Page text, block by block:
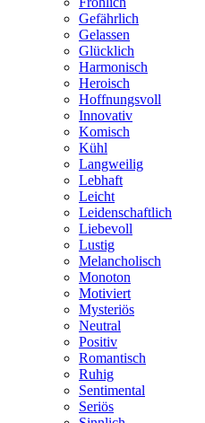
Gefährlich
Gelassen
Glücklich
Harmonisch
Heroisch
Hoffnungsvoll
Innovativ
Komisch
Kühl
Langweilig
Lebhaft
Leicht
Leidenschaftlich
Liebevoll
Lustig
Melancholisch
Monoton
Motiviert
Mysteriös
Neutral
Positiv
Romantisch
Ruhig
Sentimental
Seriös